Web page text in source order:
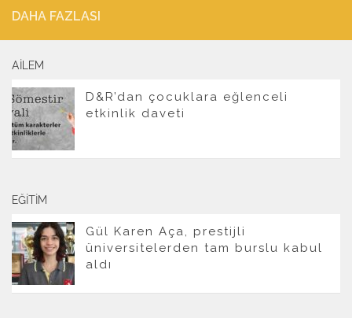
DAHA FAZLASI
AILEM
D&R’dan çocuklara eğlenceli
etkinlik daveti
EĞITIM
Gül Karen Aça, prestijli
üniversitelerden tam burslu kabul
aldı